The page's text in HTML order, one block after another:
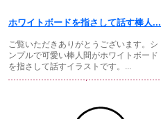
ホワイトボードを指さして話す棒人...
ご覧いただきありがとうございます。シ
ンプルで可愛い棒人間がホワイトボード
を指さして話すイラストです。...